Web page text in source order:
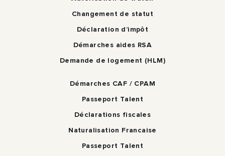
Changement de statut
Déclaration d’impôt
Démarches aides RSA
Demande de logement (HLM)
Démarches CAF / CPAM
Passeport Talent
Déclarations fiscales
Naturalisation Francaise
Passeport Talent